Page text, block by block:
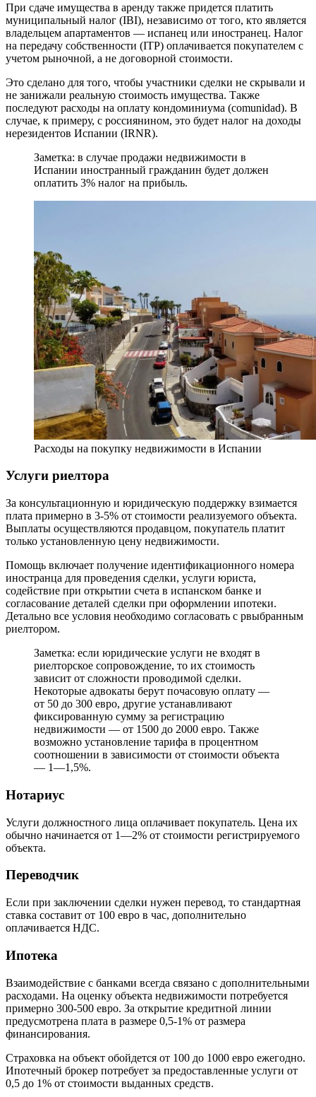
При сдаче имущества в аренду также придется платить
муниципальный налог (IBI), независимо от того, кто является
владельцем апартаментов — испанец или иностранец. Налог
на передачу собственности (ITP) оплачивается покупателем с
учетом рыночной, а не договорной стоимости.
Это сделано для того, чтобы участники сделки не скрывали и
не занижали реальную стоимость имущества. Также
последуют расходы на оплату кондоминиума (comunidad). В
случае, к примеру, с россиянином, это будет налог на доходы
нерезидентов Испании (IRNR).
Заметка: в случае продажи недвижимости в
Испании иностранный гражданин будет должен
оплатить 3% налог на прибыль.
Расходы на покупку недвижимости в Испании
Услуги риелтора
За консультационную и юридическую поддержку взимается
плата примерно в 3-5% от стоимости реализуемого объекта.
Выплаты осуществляются продавцом, покупатель платит
только установленную цену недвижимости.
Помощь включает получение идентификационного номера
иностранца для проведения сделки, услуги юриста,
содействие при открытии счета в испанском банке и
согласование деталей сделки при оформлении ипотеки.
Детально все условия необходимо согласовать с рвыбранным
риелтором.
Заметка: если юридические услуги не входят в
риелторское сопровождение, то их стоимость
зависит от сложности проводимой сделки.
Некоторые адвокаты берут почасовую оплату —
от 50 до 300 евро, другие устанавливают
фиксированную сумму за регистрацию
недвижимости — от 1500 до 2000 евро. Также
возможно установление тарифа в процентном
соотношении в зависимости от стоимости объекта
— 1—1,5%.
Нотариус
Услуги должностного лица оплачивает покупатель. Цена их
обычно начинается от 1—2% от стоимости регистрируемого
объекта.
Переводчик
Если при заключении сделки нужен перевод, то стандартная
ставка составит от 100 евро в час, дополнительно
оплачивается НДС.
Ипотека
Взаимодействие с банками всегда связано с дополнительными
расходами. На оценку объекта недвижимости потребуется
примерно 300-500 евро. За открытие кредитной линии
предусмотрена плата в размере 0,5-1% от размера
финансирования.
Страховка на объект обойдется от 100 до 1000 евро ежегодно.
Ипотечный брокер потребует за предоставленные услуги от
0,5 до 1% от стоимости выданных средств.